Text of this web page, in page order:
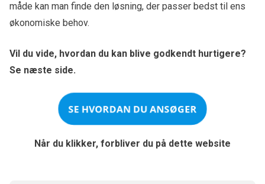
måde kan man finde den løsning, der passer bedst til ens
økonomiske behov.
Vil du vide, hvordan du kan blive godkendt hurtigere?
Se næste side.
SE HVORDAN DU ANSØGER
Når du klikker, forbliver du på dette website